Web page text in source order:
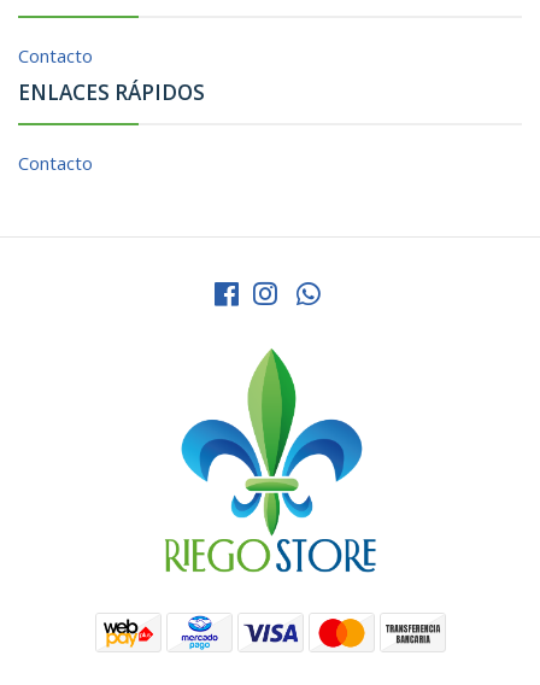
Contacto
ENLACES RÁPIDOS
Contacto